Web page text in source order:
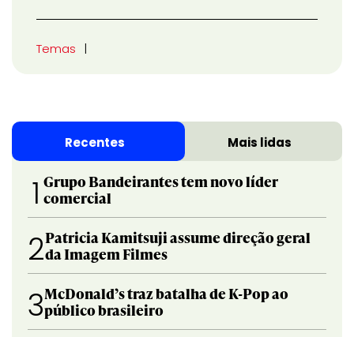
Temas
Recentes Mais lidas
1 Grupo Bandeirantes tem novo líder
comercial
2Patricia Kamitsuji assume direção geral
da Imagem Filmes
3McDonald’s traz batalha de K-Pop ao
público brasileiro